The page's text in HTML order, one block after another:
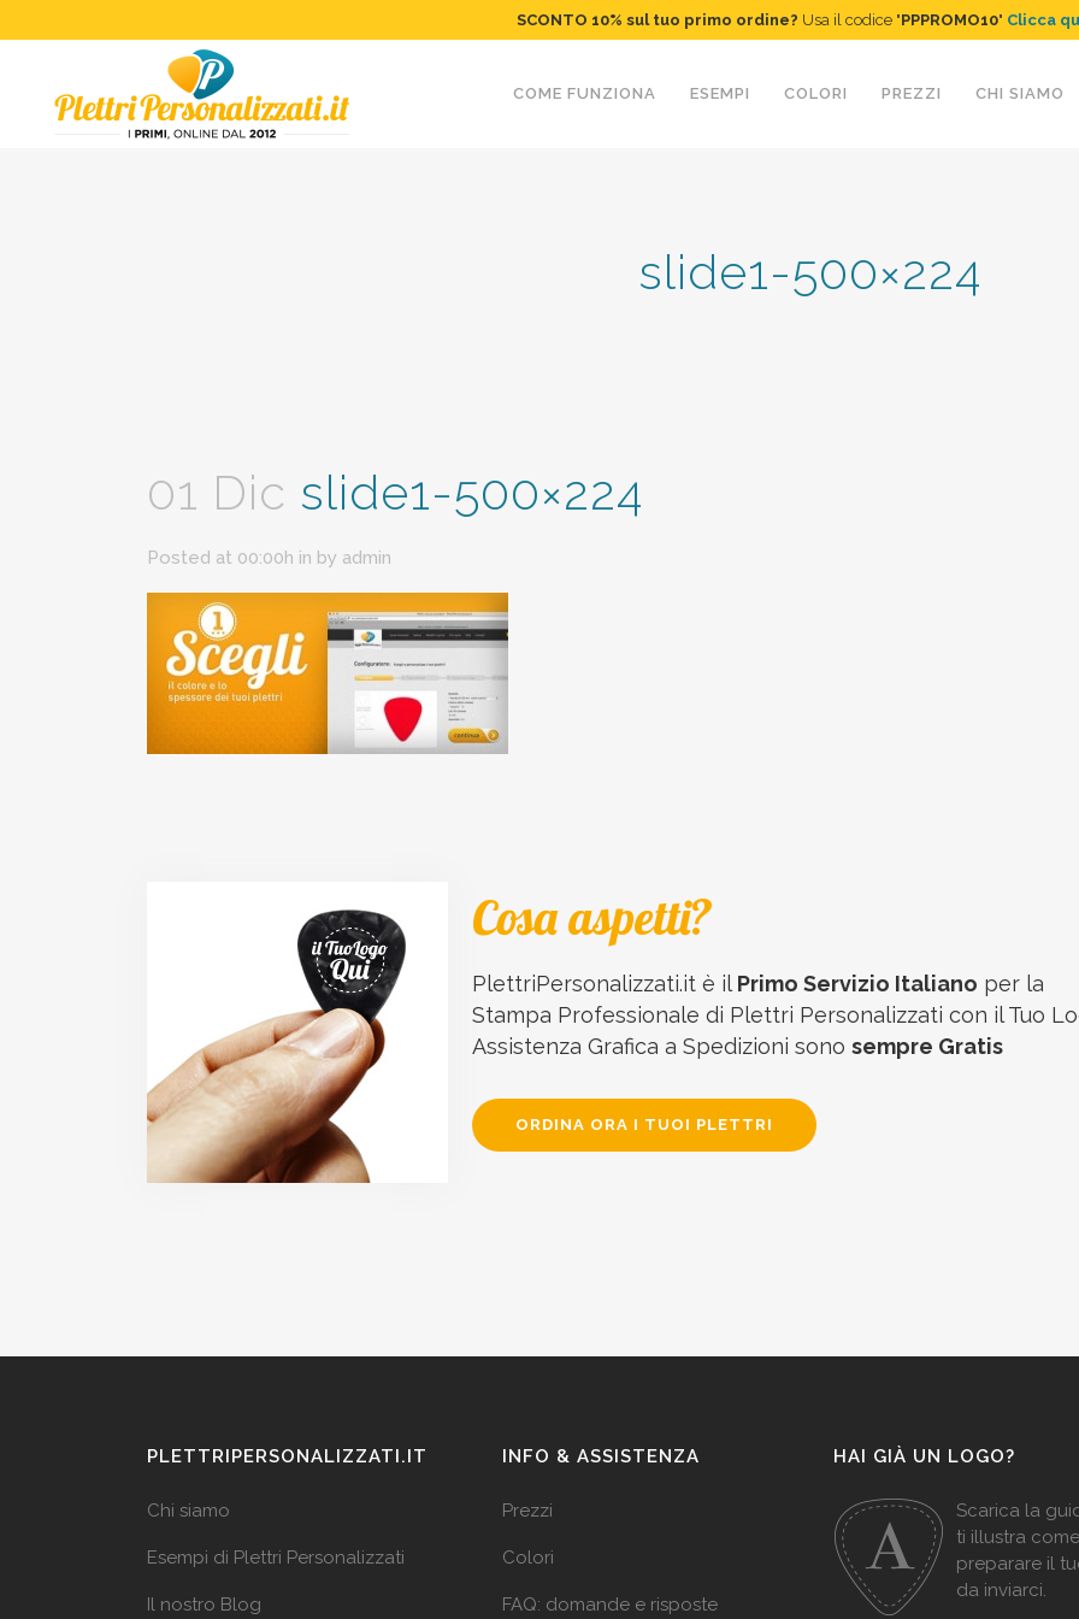
SCONTO 10% sul tuo primo ordine? Usa il codice "PPPROMO10" Clicca
COME FUNZIONA ESEMPI COLORI PREZZI CHI SIAMO
slide1-500×224
01 Dic slide1-500×224
Posted at 00:00h in by admin
Cosa aspetti?
PlettriPersonalizzati.it è il Primo Servizio Italiano per la
Stampa Professionale di Plettri Personalizzati con il Tuo
Assistenza Grafica a Spedizioni sono sempre Gratis
ORDINA ORA I TUOI PLETTRI
PLETTRIPERSONALIZZATI.IT
Chi siamo
Esempi di Plettri Personalizzati
Il nostro Blog
INFO & ASSISTENZA
Prezzi
Colori
FAQ: domande e risposte
HAI GIÀ UN LOGO?
Scarica la
ti illustra come
preparare il
da inviarci.